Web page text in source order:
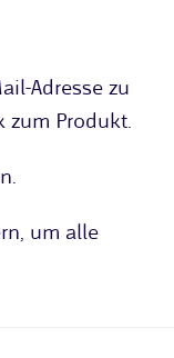
Adresse zu
zum Produkt.
um alle